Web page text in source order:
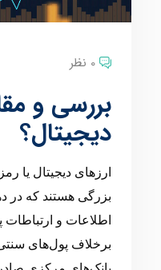
0 نظر
بررسی و
دیجیتال؟
ارزهای دیجیتال یا
بزرگی هستند که در
اطلاعات و ارتباطات
برخلاف پول‌های